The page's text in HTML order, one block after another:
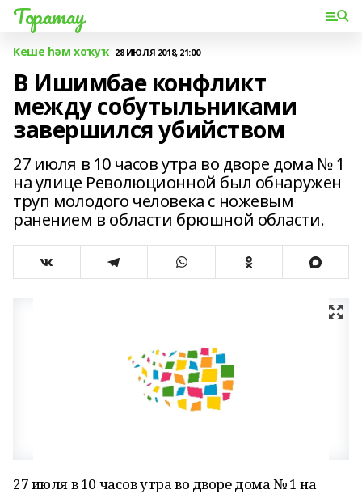
Торатау
Кеше һәм хоҡуҡ 28 ИЮЛЯ 2018, 21:00
В Ишимбае конфликт
между собутыльниками
завершился убийством
27 июля в 10 часов утра во дворе дома № 1
на улице Революционной был обнаружен
труп молодого человека с ножевым
ранением в области брюшной области.
27 июля в 10 часов утра во дворе дома № 1 на